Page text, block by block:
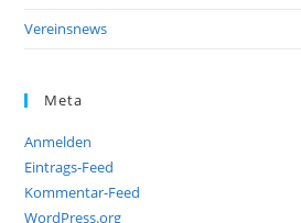
Vereinsnews
Meta
Anmelden
Eintrags-Feed
Kommentar-Feed
WordPress.org